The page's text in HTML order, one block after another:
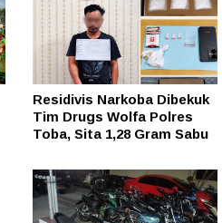
Residivis Narkoba Dibekuk
Tim Drugs Wolfa Polres
Toba, Sita 1,28 Gram Sabu